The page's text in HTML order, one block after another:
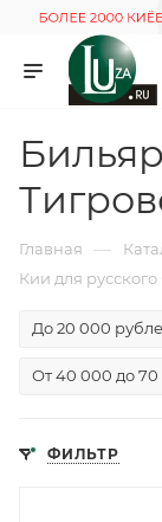
Главная —
Кии для
До 20 000
От 40 000 до
ФИЛЬТР